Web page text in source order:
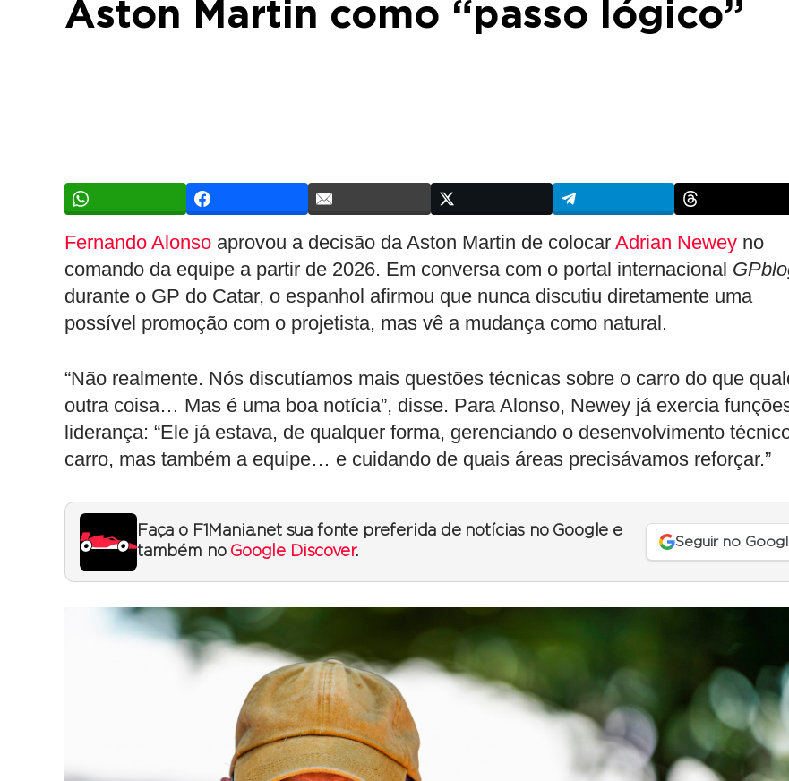
Aston Martin como “passo lógico”
Fernando Alonso aprovou a decisão da Aston Martin de colocar Adrian Newey no
comando da equipe a partir de 2026. Em conversa com o portal internacional
durante o GP do Catar, o espanhol afirmou que nunca discutiu diretamente uma
possível promoção com o projetista, mas vê a mudança como natural.
“Não realmente. Nós discutíamos mais questões técnicas sobre o carro do que
outra coisa… Mas é uma boa notícia”, disse. Para Alonso, Newey já exercia
liderança: “Ele já estava, de qualquer forma, gerenciando o desenvolvimento
carro, mas também a equipe… e cuidando de quais áreas precisávamos reforçar.”
Faça o F1Mania.net sua fonte preferida de notícias no Google e
também no Google Discover.
Seguir no